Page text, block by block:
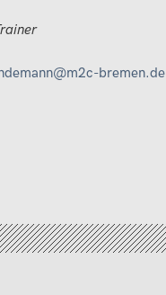
bremen.de